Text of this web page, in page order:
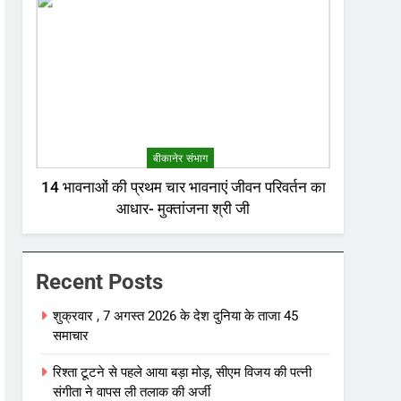
बीकानेर संभाग
14 भावनाओं की प्रथम चार भावनाएं जीवन परिवर्तन का
आधार- मुक्तांजना श्री जी
Recent Posts
शुक्रवार , 7 अगस्त 2026 के देश दुनिया के ताजा 45
समाचार
रिश्ता टूटने से पहले आया बड़ा मोड़, सीएम विजय की पत्नी
संगीता ने वापस ली तलाक की अर्जी